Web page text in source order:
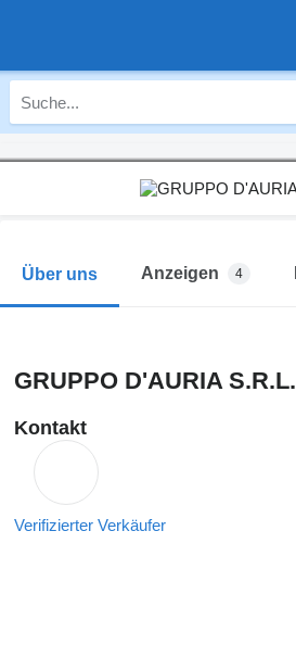
Über uns Anzeigen 4
GRUPPO D'AURIA S.R.L.
Kontakt
Verifizierter Verkäufer